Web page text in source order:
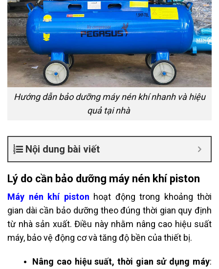
Hướng dẫn bảo dưỡng máy nén khí nhanh và hiệu
quả tại nhà
Nội dung bài viết
Lý do cần bảo dưỡng máy nén khí piston
Máy nén khí piston hoạt động trong khoảng thời
gian dài cần bảo dưỡng theo đúng thời gian quy định
từ nhà sản xuất. Điều này nhằm nâng cao hiệu suất
máy, bảo vệ động cơ và tăng độ bền của thiết bị.
Nâng cao hiệu suất, thời gian sử dụng máy: